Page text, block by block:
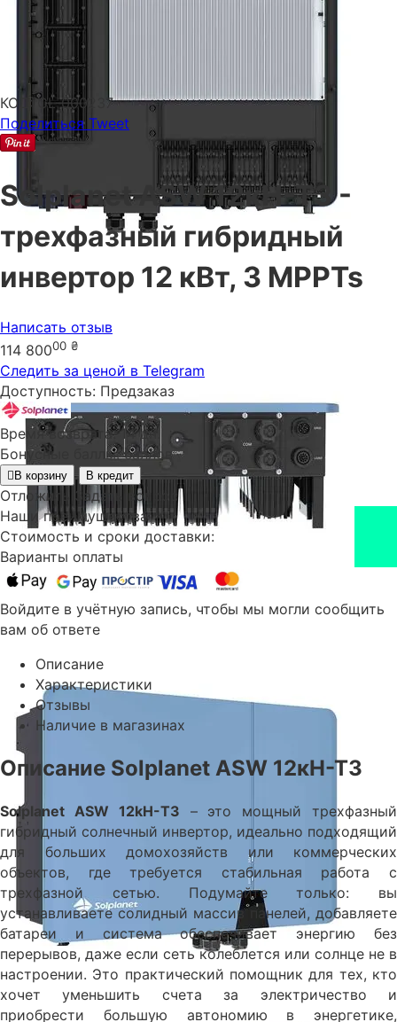
КОД: CL-000237
Поделиться Tweet
Solplanet ASW 12кН-Т3 -
трехфазный гибридный
инвертор 12 кВт, 3 MPPTs
Написать отзыв
114 80000 ₴
Следить за ценой в Telegram
Доступность: Предзаказ
Время возврата: 14 дн.
Бонусные баллы: баллов
В корзину В кредит
Отложить Задать вопрос
Наши преимущества
Стоимость и сроки доставки:
Варианты оплаты
Войдите в учётную запись, чтобы мы могли сообщить
вам об ответе
Описание
Характеристики
Отзывы
Наличие в магазинах
Описание Solplanet ASW 12кН-Т3
Solplanet ASW 12kH-T3 – это мощный трехфазный
гибридный солнечный инвертор, идеально подходящий
для больших домохозяйств или коммерческих
объектов, где требуется стабильная работа с
трехфазной сетью. Подумайте только: вы
устанавливаете солидный массив панелей, добавляете
батареи и система обеспечивает энергию без
перерывов, даже если сеть колеблется или солнце не в
настроении. Это практический помощник для тех, кто
хочет уменьшить счета за электричество и
приобрести большую автономию в энергетике,